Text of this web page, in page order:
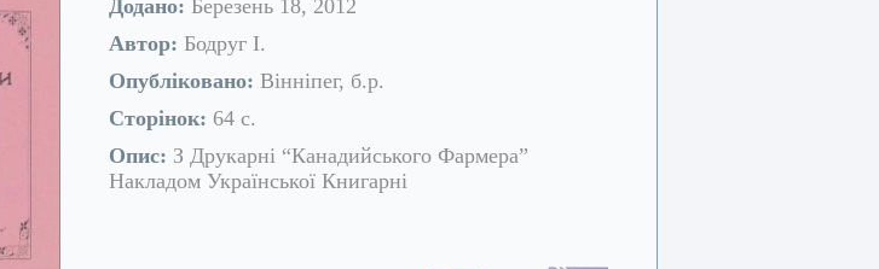
Додано: Березень 18, 2012
Автор: Бодруг І.
Опубліковано: Вінніпег, б.р.
Сторінок: 64 с.
Опис: З Друкарні “Канадийського Фармера”
Накладом Української Книгарні